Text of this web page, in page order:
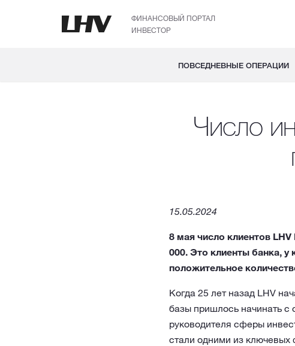
ФИНАНСОВЫЙ ПОРТАЛ
ИНВЕСТОР
ПОВСЕДНЕВНЫЕ ОПЕРАЦИИ
Число
15.05.2024
8 мая число клиентов
000. Это клиенты банка, у
положительное
Когда 25 лет назад LHV
базы пришлось начинать
руководителя сферы
стали одними из